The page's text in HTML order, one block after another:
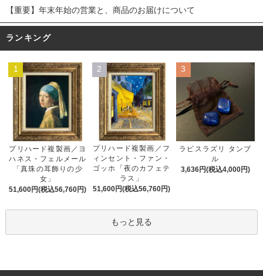
【重要】年末年始の営業と、商品のお届けについて
ランキング
1
プリハード複製画／ヨ
ハネス・フェルメール
「真珠の耳飾りの少
女」
51,600円(税込56,760円)
2
プリハード複製画／フ
ィンセント・ファン・
ゴッホ「夜のカフェテ
ラス」
51,600円(税込56,760円)
3
ラピスラズリ タンブ
ル
3,636円(税込4,000円)
もっと見る